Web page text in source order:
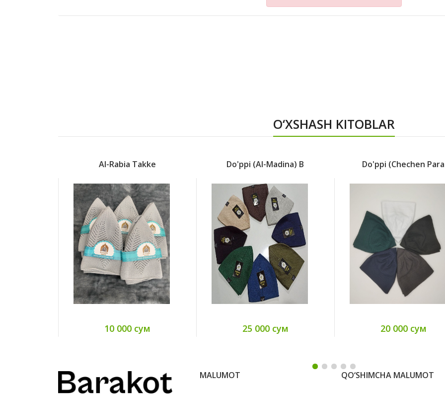
O‘XSHASH KITOBLAR
Al-Rabia Takke
10 000 сум
Do'ppi (Al-Madina) B
25 000 сум
Do'ppi (chechen Para
20 000 сум
MALUMOT QO‘SHIMCHA MALUMOT